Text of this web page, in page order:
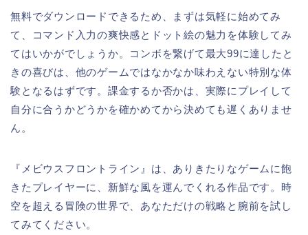
無料でダウンロードできるため、まずは気軽に始めてみ
て、コマンド入力の爽快感とドット絵の魅力を体験してみ
てはいかがでしょうか。コンボを繋げて最大99に達したと
きの喜びは、他のゲームではなかなか味わえない特別な体
験となるはずです。課金するか否かは、実際にプレイして
自分に合うかどうかを確かめてから決めても遅くありませ
ん。
『メビウスフロントライン』は、ありきたりなゲームに飽
きたプレイヤーに、新鮮な風を運んでくれる作品です。時
空を超える冒険の世界で、あなただけの戦略と腕前を試し
てみてください。